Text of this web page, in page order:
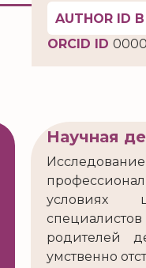
AUTHOR ID
ORCID ID
Научная
условиях
родителей
умственно